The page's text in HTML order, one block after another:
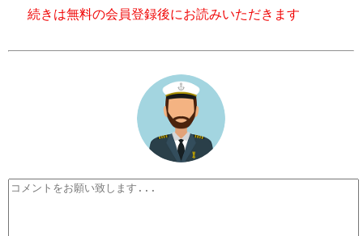
続きは無料の会員登録後にお読みいただきます